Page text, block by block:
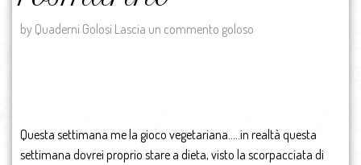
by Quaderni Golosi Lascia un commento goloso
Questa settimana me la gioco vegetariana…..in realtà questa
settimana dovrei proprio stare a dieta, visto la scorpacciata di